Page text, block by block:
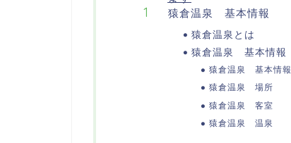
猿倉温泉 基本情報
猿倉温泉とは
猿倉温泉 基本情報
猿倉温泉 基本情報
猿倉温泉 場所
猿倉温泉 客室
猿倉温泉 温泉